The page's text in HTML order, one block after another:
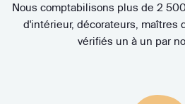
Nous comptabilisons plus de 2
d'intérieur, décorateurs, maîtres
vérifiés un à un par